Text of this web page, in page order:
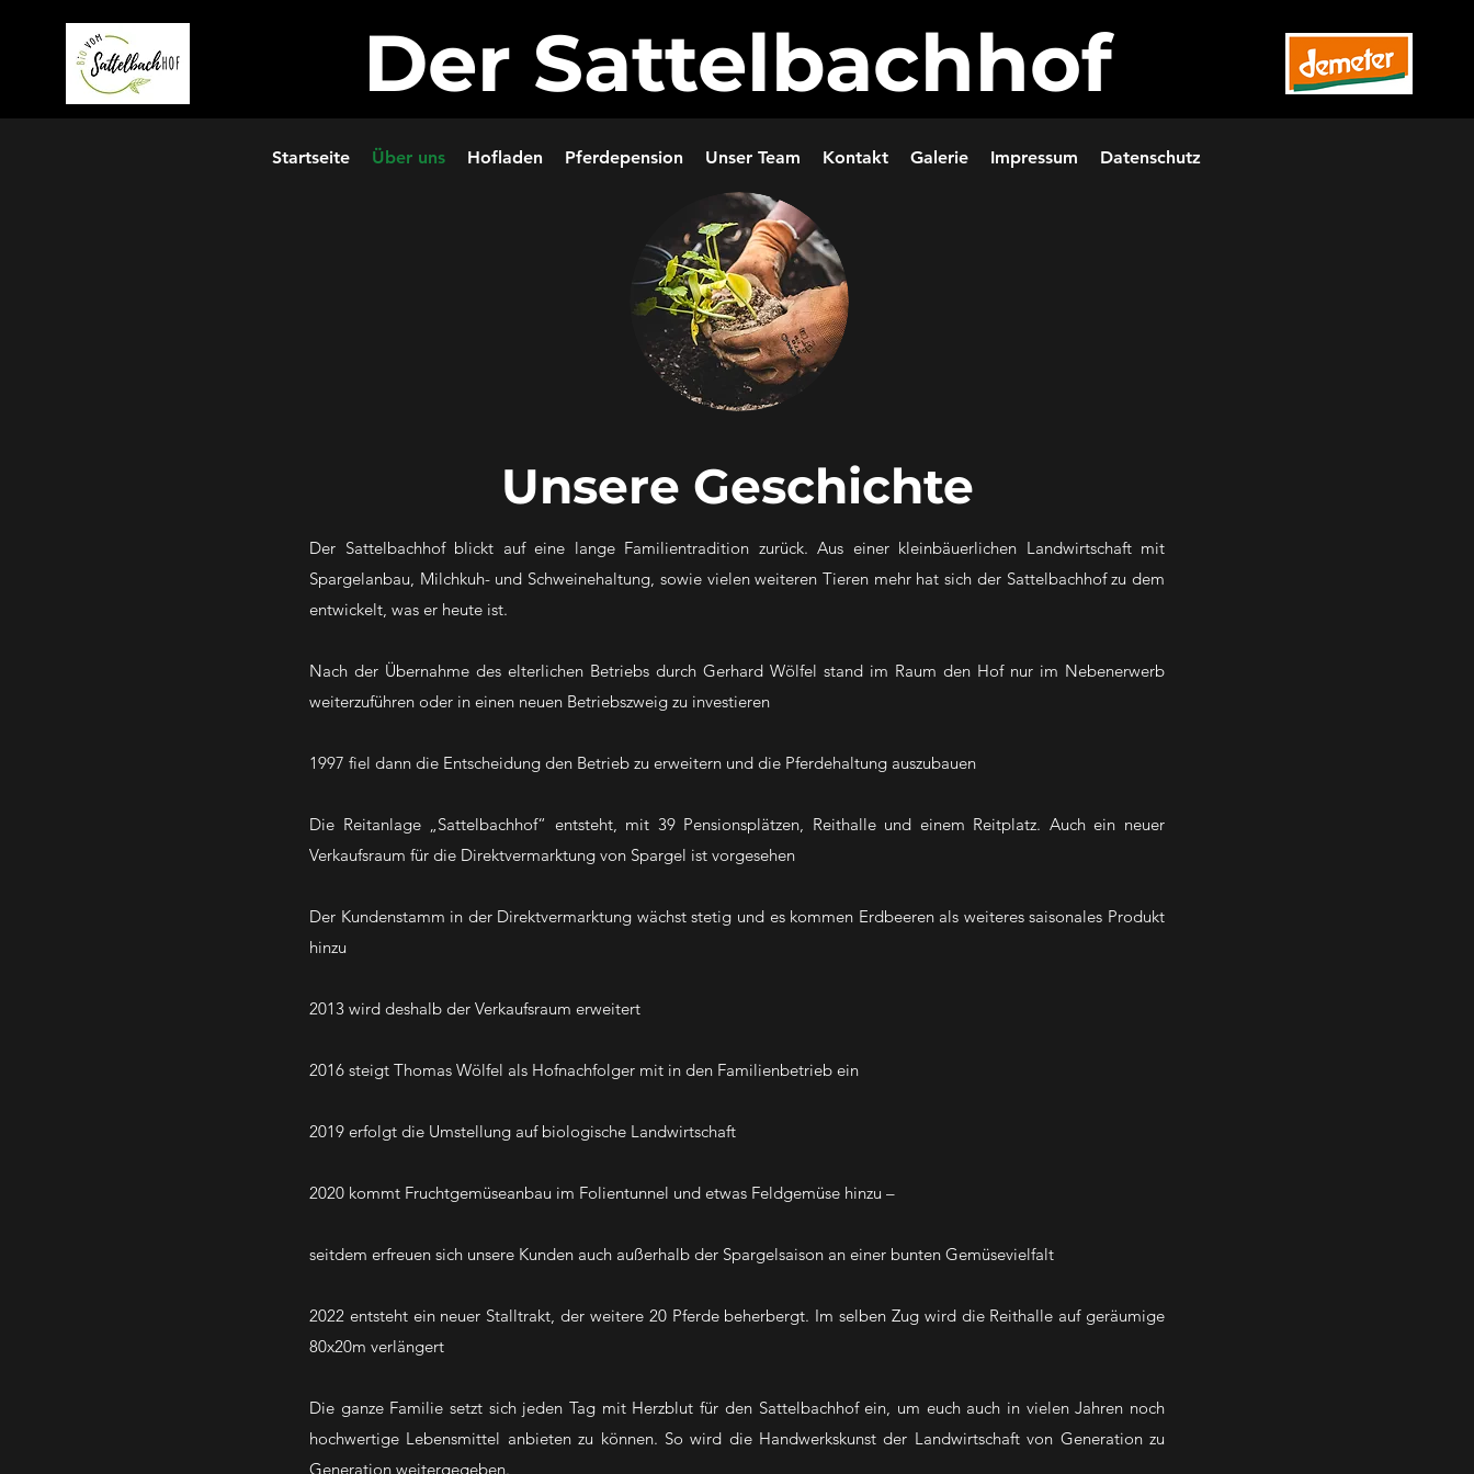
Der Sattelbachhof
Unsere Geschichte
Der Sattelbachhof blickt auf eine lange Familientradition zurück. Aus einer kleinbäuerlichen Landwirtschaft mit
Spargelanbau, Milchkuh- und Schweinehaltung, sowie vielen weiteren Tieren mehr hat sich der Sattelbachhof zu dem
entwickelt, was er heute ist.
Nach der Übernahme des elterlichen Betriebs durch Gerhard Wölfel stand im Raum den Hof nur im Nebenerwerb
weiterzuführen oder in einen neuen Betriebszweig zu investieren
1997 fiel dann die Entscheidung den Betrieb zu erweitern und die Pferdehaltung auszubauen
Die Reitanlage „Sattelbachhof“ entsteht, mit 39 Pensionsplätzen, Reithalle und einem Reitplatz. Auch ein neuer
Verkaufsraum für die Direktvermarktung von Spargel ist vorgesehen
Der Kundenstamm in der Direktvermarktung wächst stetig und es kommen Erdbeeren als weiteres saisonales Produkt
hinzu
2013 wird deshalb der Verkaufsraum erweitert
2016 steigt Thomas Wölfel als Hofnachfolger mit in den Familienbetrieb ein
2019 erfolgt die Umstellung auf biologische Landwirtschaft
2020 kommt Fruchtgemüseanbau im Folientunnel und etwas Feldgemüse hinzu –
seitdem erfreuen sich unsere Kunden auch außerhalb der Spargelsaison an einer bunten Gemüsevielfalt
2022 entsteht ein neuer Stalltrakt, der weitere 20 Pferde beherbergt. Im selben Zug wird die Reithalle auf geräumige
80x20m verlängert
Die ganze Familie setzt sich jeden Tag mit Herzblut für den Sattelbachhof ein, um euch auch in vielen Jahren noch
hochwertige Lebensmittel anbieten zu können. So wird die Handwerkskunst der Landwirtschaft von Generation zu
Generation weitergegeben.
Startseite Über uns Hofladen Pferdepension Unser Team Kontakt Galerie Impressum Datenschutz